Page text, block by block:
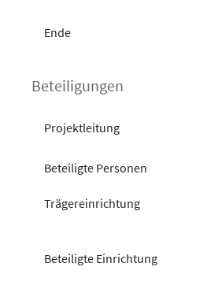
Ende
Beteiligungen
Projektleitung
Beteiligte Personen
Trägereinrichtung
Beteiligte Einrichtung